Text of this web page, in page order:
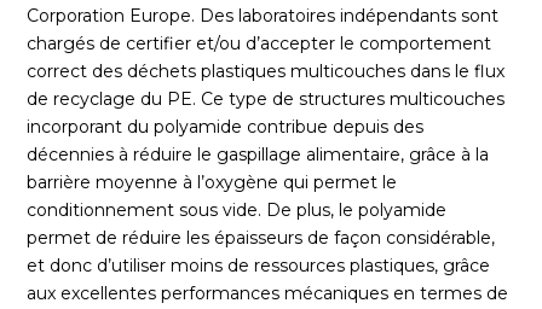
Corporation Europe. Des laboratoires indépendants sont
chargés de certifier et/ou d’accepter le comportement
correct des déchets plastiques multicouches dans le flux
de recyclage du PE. Ce type de structures multicouches
incorporant du polyamide contribue depuis des
décennies à réduire le gaspillage alimentaire, grâce à la
barrière moyenne à l’oxygène qui permet le
conditionnement sous vide. De plus, le polyamide
permet de réduire les épaisseurs de façon considérable,
et donc d’utiliser moins de ressources plastiques, grâce
aux excellentes performances mécaniques en termes de